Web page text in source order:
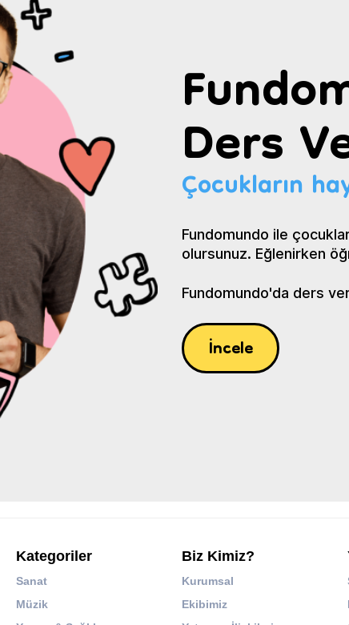
Ders
Çocukların
Fundomundo ile
olursunuz. Eğlenirken
Fundomundo'da ders
İncele
Kategoriler
Sanat
Müzik
Biz Kimiz?
Kurumsal
Ekibimiz